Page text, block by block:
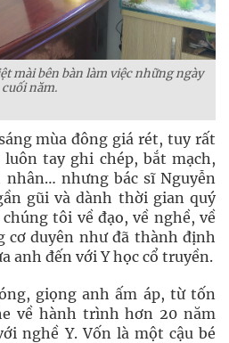
mài bên bàn làm việc những ngày
cuối năm.
mùa đông giá rét, tuy rất
tay ghi chép, bắt mạch,
nhưng bác sĩ Nguyễn
gũi và dành thời gian quý
tôi về đạo, về nghề, về
cơ duyên như đã thành định
anh đến với Y học cổ truyền.
giọng anh ấm áp, từ tốn
về hành trình hơn 20 năm
nghề Y. Vốn là một cậu bé